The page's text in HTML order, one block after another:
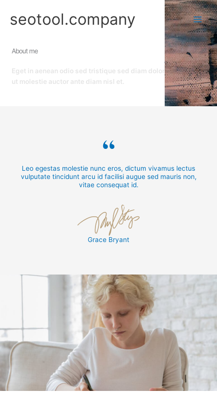
seotool.company
About me
Eget in aenean odio sed tristique sed diam dolor
ut molestie auctor ante diam nisl et.
“
Leo egestas molestie nunc eros, dictum vivamus lectus
vulputate tincidunt arcu id facilisi augue sed mauris non,
vitae consequat id.
Grace Bryant